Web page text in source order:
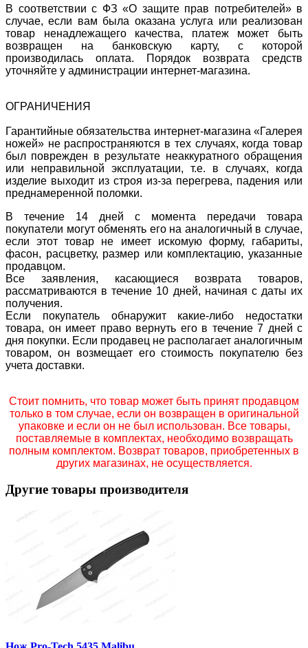
В соответствии с ФЗ «О защите прав потребителей» в
случае, если вам была оказана услуга или реализован
товар ненадлежащего качества, платеж может быть
возвращен на банковскую карту, с которой
производилась оплата. Порядок возврата средств
уточняйте у администрации интернет-магазина.
ОГРАНИЧЕНИЯ
Гарантийные обязательства интернет-магазина «Галерея
ножей» не распространяются в тех случаях, когда товар
был поврежден в результате неаккуратного обращения
или неправильной эксплуатации, т.е. в случаях, когда
изделие выходит из строя из-за перегрева, падения или
преднамеренной поломки.
В течение 14 дней с момента передачи товара
покупатели могут обменять его на аналогичный в случае,
если этот товар не имеет искомую форму, габариты,
фасон, расцветку, размер или комплектацию, указанные
продавцом.
Все заявления, касающиеся возврата товаров,
рассматриваются в течение 10 дней, начиная с даты их
получения.
Если покупатель обнаружит какие-либо недостатки
товара, он имеет право вернуть его в течение 7 дней с
дня покупки. Если продавец не располагает аналогичным
товаром, он возмещает его стоимость покупателю без
учета доставки.
Стоит помнить, что товар может быть принят продавцом
только в том случае, если он возвращен в оригинальной
упаковке и если он не был использован. Все товары,
поставляемые в комплектах, необходимо возвращать
полным комплектом. Возврат товаров, приобретенных в
других магазинах, не осуществляется.
Другие товары производителя